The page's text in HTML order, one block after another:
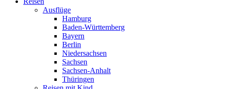
Ausflüge
Hamburg
Baden-Württemberg
Bayern
Berlin
Niedersachsen
Sachsen
Sachsen-Anhalt
Thüringen